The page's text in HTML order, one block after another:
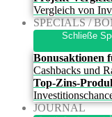
Vergleich von
SPECIALS /
Schließe
Bonusaktionen
Cashbacks und
Top-Zins-
JOURNAL